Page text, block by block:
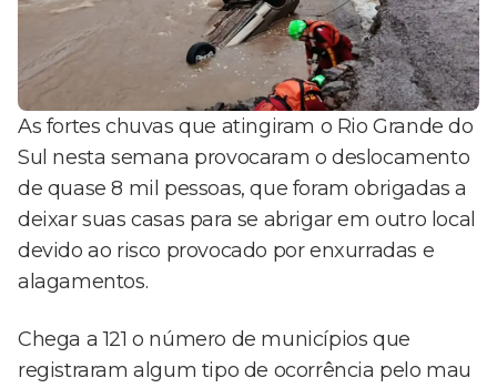
As fortes chuvas que atingiram o Rio Grande do
Sul nesta semana provocaram o deslocamento
de quase 8 mil pessoas, que foram obrigadas a
deixar suas casas para se abrigar em outro local
devido ao risco provocado por enxurradas e
alagamentos.
Chega a 121 o número de municípios que
registraram algum tipo de ocorrência pelo mau